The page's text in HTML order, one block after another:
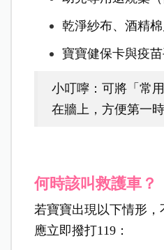
乾淨紗布、酒精
寶寶健保卡與疫
小叮嚀：可將「常
在牆上，方便第一時
何時該叫救護車？
若寶寶出現以下情形
應立即撥打119：